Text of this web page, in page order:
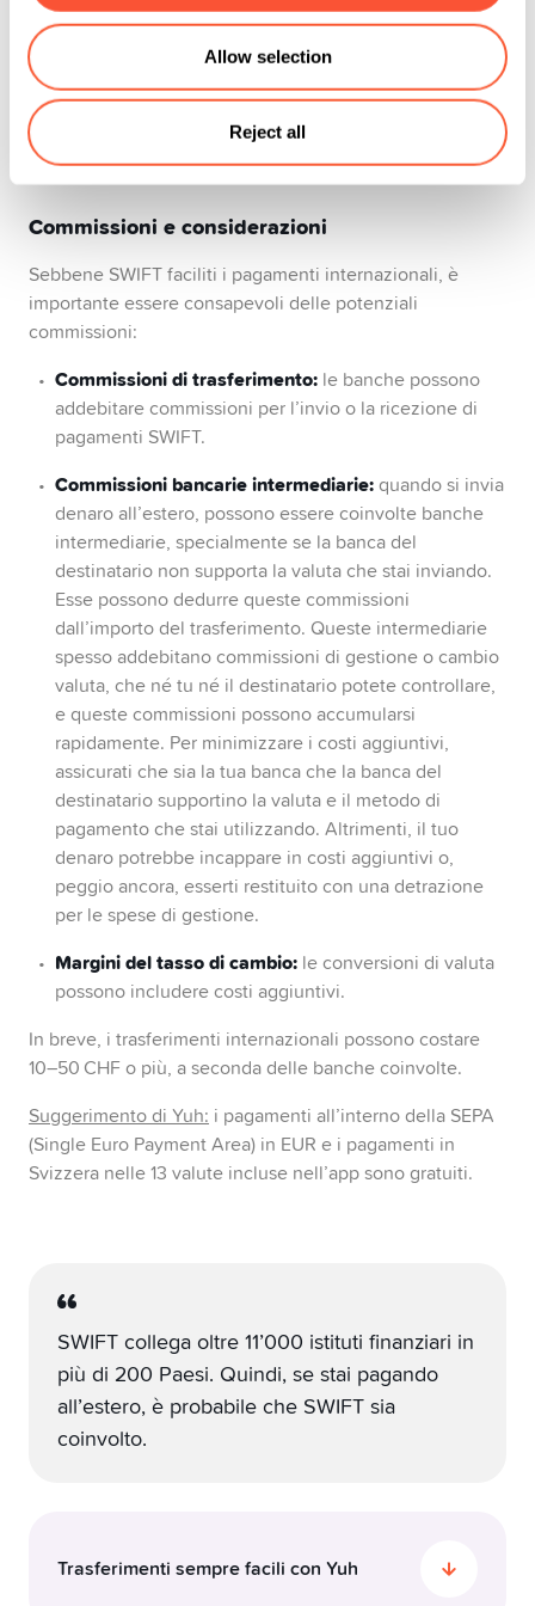
Allow selection
Reject all
: codice posizione che rappresenta la sede
: denota la succursale principale
Commissioni e considerazioni
Sebbene SWIFT faciliti i pagamenti internazionali, è
importante essere consapevoli delle potenziali
commissioni:
Commissioni di trasferimento:le banche possono
addebitare commissioni per l’invio o la ricezione di
pagamenti SWIFT.
Commissioni bancarie intermediarie:quando si invia
denaro all’estero, possono essere coinvolte banche
intermediarie, specialmente se la banca del
destinatario non supporta la valuta che stai inviando.
Esse possono dedurre queste commissioni
dall’importo del trasferimento. Queste intermediarie
spesso addebitano commissioni di gestione o cambio
valuta, che né tu né il destinatario potete controllare,
e queste commissioni possono accumularsi
rapidamente. Per minimizzare i costi aggiuntivi,
assicurati che sia la tua banca che la banca del
destinatario supportino la valuta e il metodo di
pagamento che stai utilizzando. Altrimenti, il tuo
denaro potrebbe incappare in costi aggiuntivi o,
peggio ancora, esserti restituito con una detrazione
per le spese di gestione.
Margini del tasso di cambio:le conversioni di valuta
possono includere costi aggiuntivi.
In breve, i trasferimenti internazionali possono costare
10–50 CHF o più, a seconda delle banche coinvolte.
Suggerimento di Yuh: i pagamenti all’interno della SEPA
(Single Euro Payment Area) in EUR e i pagamenti in
Svizzera nelle 13 valute incluse nell’app sono gratuiti.
SWIFT collega oltre 11’000 istituti finanziari in
più di 200 Paesi. Quindi, se stai pagando
all’estero, è probabile che SWIFT sia
coinvolto.
Trasferimenti sempre facili con Yuh